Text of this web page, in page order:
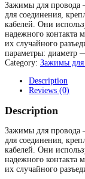
Зажимы для провода
для соединения,
кабелей. Они
надежного контакта
их случайного
параметры:
Category: Зажимы для
Description
Reviews (0)
Description
Зажимы для провода
для соединения,
кабелей. Они
надежного контакта
их случайного